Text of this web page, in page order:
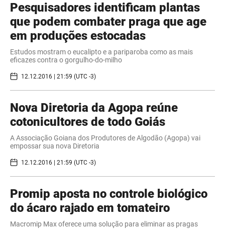
Pesquisadores identificam plantas
que podem combater praga que age
em produções estocadas
Estudos mostram o eucalipto e a pariparoba como as mais
eficazes contra o gorgulho-do-milho
12.12.2016 | 21:59 (UTC -3)
​Nova Diretoria da Agopa reúne
cotonicultores de todo Goiás
A Associação Goiana dos Produtores de Algodão (Agopa) vai
empossar sua nova Diretoria
12.12.2016 | 21:59 (UTC -3)
Promip aposta no controle biológico
do ácaro rajado em tomateiro
Macromip Max oferece uma solução para eliminar as pragas